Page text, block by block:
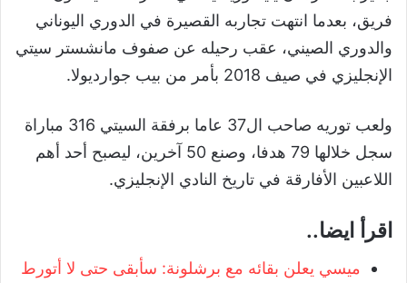
فريق، بعدما انتهت تجاربه القصيرة في الدوري اليوناني
والدوري الصيني، عقب رحيله عن صفوف مانشستر سيتي
الإنجليزي في صيف 2018 بأمر من بيب جوارديولا.
ولعب توريه صاحب ال37 عاما برفقة السيتي 316 مباراة
سجل خلالها 79 هدفا، وصنع 50 آخرين، ليصبح أحد أهم
اللاعبين الأفارقة في تاريخ النادي الإنجليزي.
اقرأ ايضا..
ميسي يعلن بقائه مع برشلونة: سأبقى حتى لا أتورط